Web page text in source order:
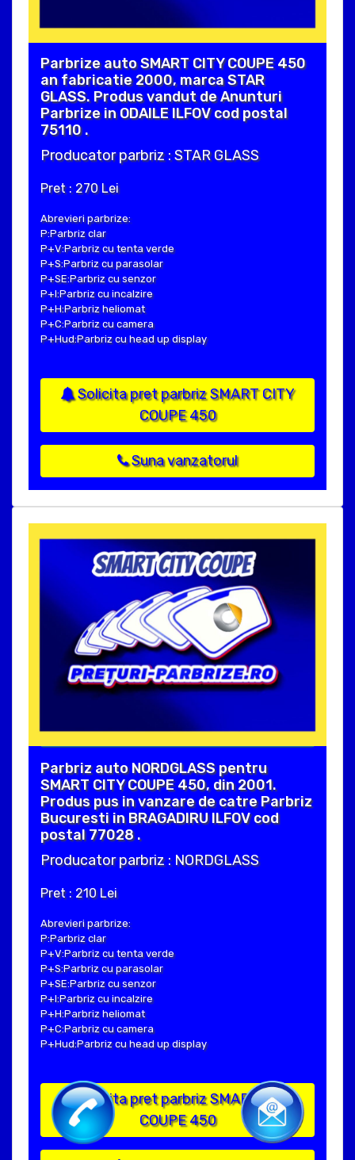
Parbrize auto SMART CITY COUPE 450
an fabricatie 2000, marca STAR
GLASS. Produs vandut de Anunturi
Parbrize in ODAILE ILFOV cod postal
75110 .
Producator parbriz : STAR GLASS
Pret : 270 Lei
Abrevieri parbrize:
P:Parbriz clar
P+V:Parbriz cu tenta verde
P+S:Parbriz cu parasolar
P+SE:Parbriz cu senzor
P+I:Parbriz cu incalzire
P+H:Parbriz heliomat
P+C:Parbriz cu camera
P+Hud:Parbriz cu head up display
Solicita pret parbriz SMART CITY
COUPE 450
Suna vanzatorul
Parbriz auto NORDGLASS pentru
SMART CITY COUPE 450, din 2001.
Produs pus in vanzare de catre Parbriz
Bucuresti in BRAGADIRU ILFOV cod
postal 77028 .
Producator parbriz : NORDGLASS
Pret : 210 Lei
Abrevieri parbrize:
P:Parbriz clar
P+V:Parbriz cu tenta verde
P+S:Parbriz cu parasolar
P+SE:Parbriz cu senzor
P+I:Parbriz cu incalzire
P+H:Parbriz heliomat
P+C:Parbriz cu camera
P+Hud:Parbriz cu head up display
Solicita pret parbriz SMART CITY
COUPE 450